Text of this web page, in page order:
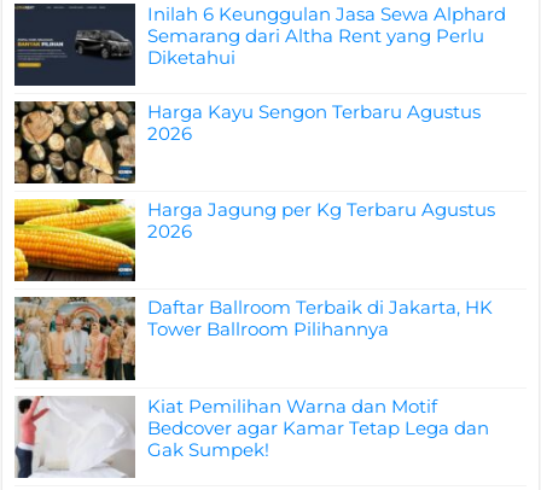
Inilah 6 Keunggulan Jasa Sewa Alphard
Semarang dari Altha Rent yang Perlu
Diketahui
Harga Kayu Sengon Terbaru Agustus
2026
Harga Jagung per Kg Terbaru Agustus
2026
Daftar Ballroom Terbaik di Jakarta, HK
Tower Ballroom Pilihannya
Kiat Pemilihan Warna dan Motif
Bedcover agar Kamar Tetap Lega dan
Gak Sumpek!